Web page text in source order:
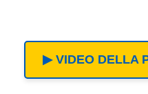
▶ VIDEO DELLA